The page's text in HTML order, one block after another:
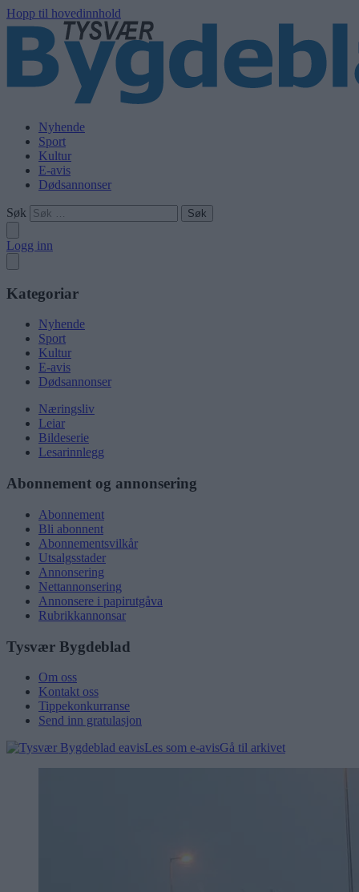
Hopp til hovedinnhold
Nyhende
Sport
Kultur
E-avis
Dødsannonser
Søk
Logg inn
Kategoriar
Nyhende
Sport
Kultur
E-avis
Dødsannonser
Næringsliv
Leiar
Bildeserie
Lesarinnlegg
Abonnement og annonsering
Abonnement
Bli abonnent
Abonnementsvilkår
Utsalgsstader
Annonsering
Nettannonsering
Annonsere i papirutgåva
Rubrikkannonsar
Tysvær Bygdeblad
Om oss
Kontakt oss
Tippekonkurranse
Send inn gratulasjon
Les som e-avisGå til arkivet